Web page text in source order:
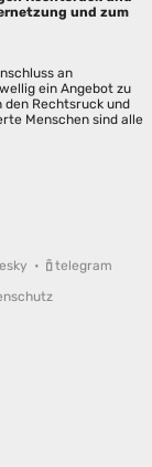
und zum
an
ein Angebot zu
Rechtsruck und
Menschen sind alle
•
telegram